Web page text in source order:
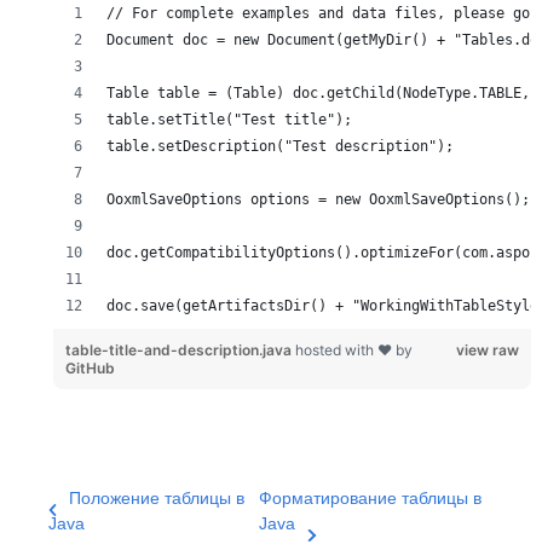
view raw
table-title-and-description.java hosted with ❤ by
GitHub
Положение таблицы в
Java
Форматирование таблицы в
Java